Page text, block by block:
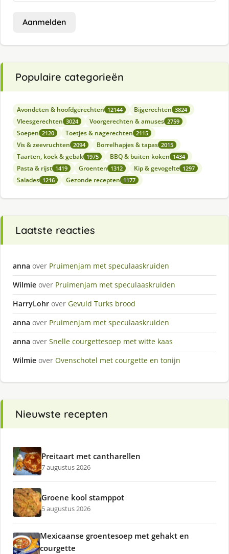
Aanmelden
Populaire categorieën
Avondeten & hoofdgerechten 12144 Bijgerechten 3824
Vleesgerechten 3024 Voorgerechten & amuses 2759
Soepen 2120 Toetjes & nagerechten 2115
Vis & zeevruchten 2094 Borrelhapjes & tapas 2015
Taarten, koek & gebak 1975 BBQ & buiten koken 1434
Pasta & rijst 1419 Groenten 1312 Kip & gevogelte 1297
Salades 1216 Gezonde recepten 1177
Laatste reacties
anna over Pruimenjam met speculaaskruiden
Wilmie over Pruimenjam met speculaaskruiden
HarryLohr over Gevuld Turks brood
anna over Pruimenjam met speculaaskruiden
anna over Snelle courgettesoep met witte kaas
Wilmie over Ovenschotel met courgette en tonijn
Nieuwste recepten
Preitaart met cantharellen
7 augustus 2026
Groene kool stamppot
5 augustus 2026
Mexicaanse groentesoep met gehakt en
courgette